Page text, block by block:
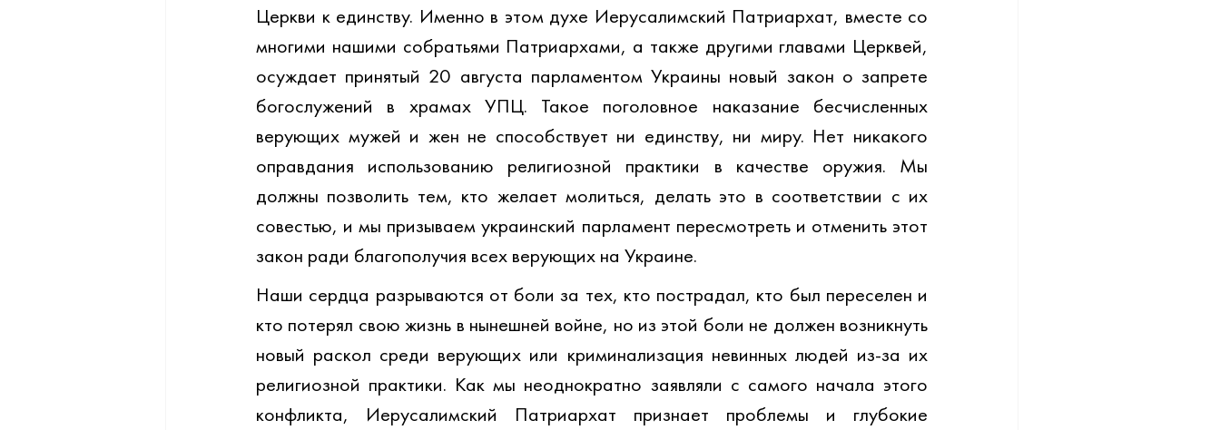
Церкви к единству. Именно в этом духе Иерусалимский Патриархат, вместе со
многими нашими собратьями Патриархами, а также другими главами Церквей,
осуждает принятый 20 августа парламентом Украины новый закон о запрете
богослужений в храмах УПЦ. Такое поголовное наказание бесчисленных
верующих мужей и жен не способствует ни единству, ни миру. Нет никакого
оправдания использованию религиозной практики в качестве оружия. Мы
должны позволить тем, кто желает молиться, делать это в соответствии с их
совестью, и мы призываем украинский парламент пересмотреть и отменить этот
закон ради благополучия всех верующих на Украине.
Наши сердца разрываются от боли за тех, кто пострадал, кто был переселен и
кто потерял свою жизнь в нынешней войне, но из этой боли не должен возникнуть
новый раскол среди верующих или криминализация невинных людей из-за их
религиозной практики. Как мы неоднократно заявляли с самого начала этого
конфликта, Иерусалимский Патриархат признает проблемы и глубокие